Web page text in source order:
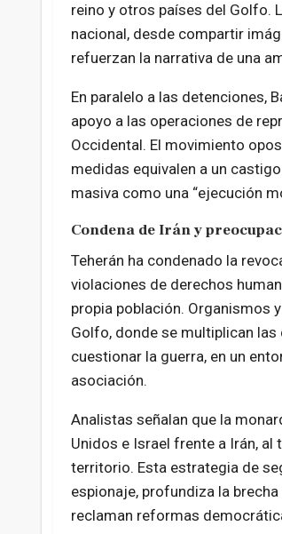
reino y otros países del Golfo.
nacional, desde compartir
refuerzan la narrativa de una
En paralelo a las detenciones,
apoyo a las operaciones de
Occidental. El movimiento
medidas equivalen a un
masiva como una “ejecución
Condena de Irán y
Teherán ha condenado la
violaciones de derechos
propia población. Organismos
Golfo, donde se multiplican
cuestionar la guerra, en un
asociación.
Analistas señalan que la
Unidos e Israel frente a Irán,
territorio. Esta estrategia de
espionaje, profundiza la
reclaman reformas